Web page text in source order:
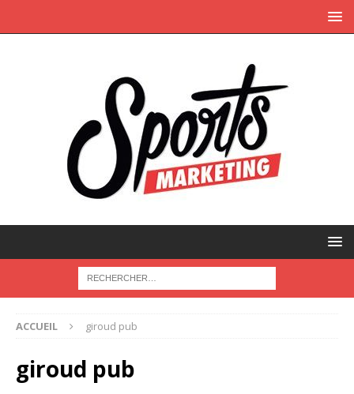
ACCUEIL giroud pub
giroud pub